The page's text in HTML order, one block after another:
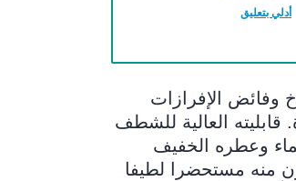
أدلي بتعليق
وفائض الإفرازات
قابليته العالية للشطف
وعطره الخفيف
منه مستحضرا لطيفا